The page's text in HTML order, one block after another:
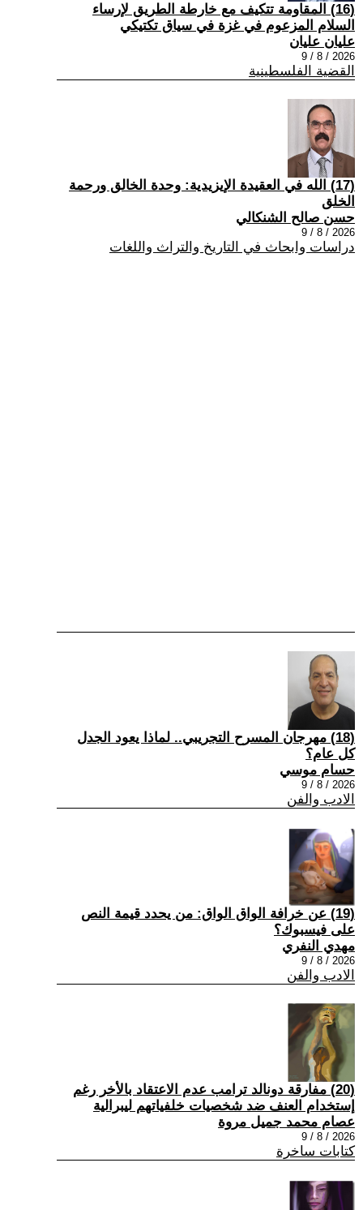
(16) المقاومة تتكيف مع خارطة الطريق لإرساء
السلام المزعوم في غزة في سياق تكتيكي
عليان عليان
2026 / 8 / 9
القضية الفلسطينية
(17) الله في العقيدة الإيزيدية: وحدة الخالق ورحمة
الخلق
حسن صالح الشنكالي
2026 / 8 / 9
دراسات وابحاث في التاريخ والتراث واللغات
(18) مهرجان المسرح التجريبي.. لماذا يعود الجدل
كل عام؟
حسام موسي
2026 / 8 / 9
الادب والفن
(19) عن خرافة الواق الواق: من يحدد قيمة النص
على فيسبوك؟
مهدي النفري
2026 / 8 / 9
الادب والفن
(20) مفارقة دونالد ترامب عدم الاعتقاد بالأخر رغم
إستخدام العنف ضد شخصيات خلفياتهم ليبرالية
عصام محمد جميل مروة
2026 / 8 / 9
كتابات ساخرة